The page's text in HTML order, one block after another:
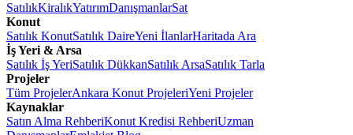
SatılıkKiralıkYatırımDanışmanlarSat
Konut
Satılık KonutSatılık DaireYeni İlanlarHaritada Ara
İş Yeri & Arsa
Satılık İş YeriSatılık DükkanSatılık ArsaSatılık Tarla
Projeler
Tüm ProjelerAnkara Konut ProjeleriYeni Projeler
Kaynaklar
Satın Alma RehberiKonut Kredisi RehberiUzman